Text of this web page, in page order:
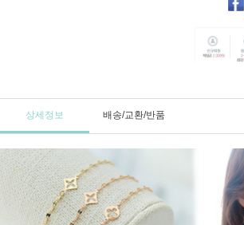
상세정보 배송/교환/반품